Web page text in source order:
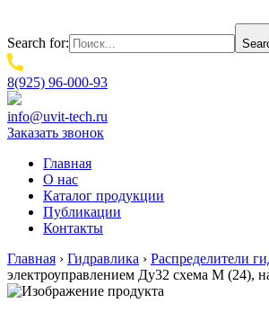
Search for:
8(925) 96-000-93
info@uvit-tech.ru
Заказать звонок
Главная
О нас
Каталог продукции
Публикации
Контакты
Главная › Гидравлика › Распределители
электроуправлением Ду32 схема M